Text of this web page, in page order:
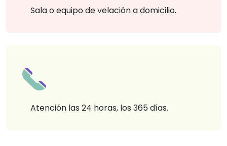
Sala o equipo de velación a domicilio.
Atención las 24 horas, los 365 días.